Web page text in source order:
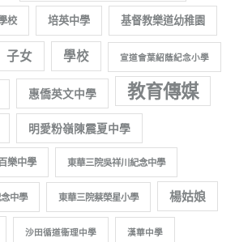
校 培英中學 基督教樂道幼稚園
子女 學校 宣道會葉紹蔭紀念小學
惠僑英文中學 教育傳媒
明愛粉嶺陳震夏中學
樂中學 東華三院吳祥川紀念中學
中學 東華三院蔡榮星小學 楊姑娘
沙田循道衞理中學 漢華中學